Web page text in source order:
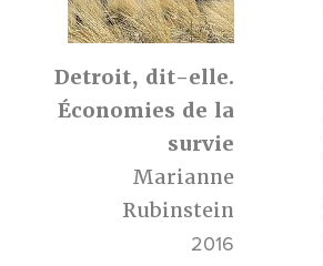
Detroit, dit-elle.
Économies de la
survie
Marianne
Rubinstein
2016